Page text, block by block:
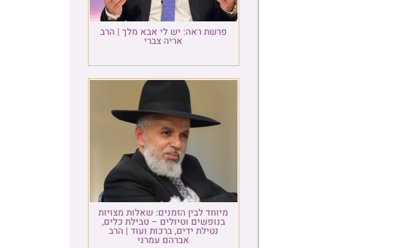
פרשת ראה: יש לי אבא מלך | הרב
אריה צברי
מיוחד לבין הזמנים: שאלות מצויות
בנופשים וטיולים – טבילת כלים,
נטילת ידים, ברכות ועוד | הרב
אברהם עמרני